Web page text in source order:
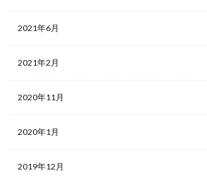
2021年6月
2021年2月
2020年11月
2020年1月
2019年12月